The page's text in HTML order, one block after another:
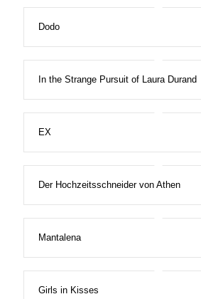
Dodo
In the Strange Pursuit of Laura Durand
EX
Der Hochzeitsschneider von Athen
Mantalena
Girls in Kisses